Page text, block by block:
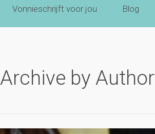
Vonnieschrijft voor jou Blog
Archive by Author